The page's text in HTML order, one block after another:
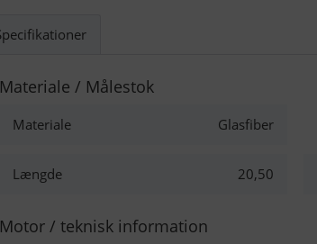
Materiale / Målestok
Materiale Glasfiber
Længde 20,50
Motor / teknisk information